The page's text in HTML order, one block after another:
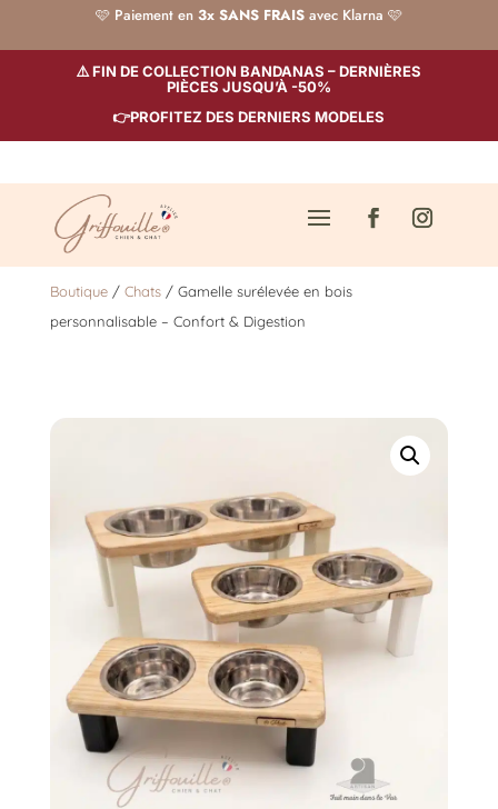
🩷 Paiement en 3x SANS FRAISavec Klarna 🩷
⚠️ FIN DE COLLECTION BANDANAS – DERNIÈRES
PIÈCES JUSQU’À -50%
👉PROFITEZ DES DERNIERS MODELES
Boutique/ Chats/ Gamelle surélevée en bois
personnalisable – Confort & Digestion